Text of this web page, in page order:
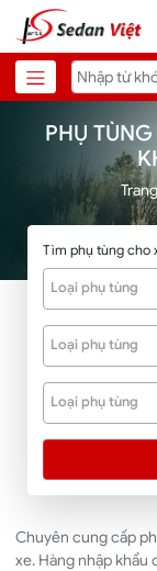
PHỤ
Tìm phụ tùng cho
Loại phụ tùng
Loại phụ tùng
Loại phụ tùng
Chuyên cung cấp
xe. Hàng nhập khẩu